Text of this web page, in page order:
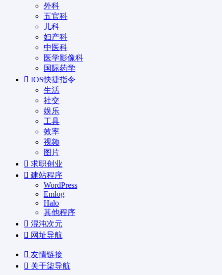
外科
五官科
儿科
妇产科
中医科
医学影像科
国际药学
IOS快捷指令
生活
社交
娱乐
工具
效率
视频
图片
求职创业
建站程序
WordPress
Emlog
Halo
其他程序
混沌次元
网址导航
友情链接
关于柒导航